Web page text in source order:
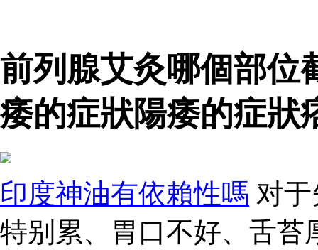
前列腺艾灸哪個部位
痿的症狀陽痿的症狀
印度神油有依賴性嗎 对
特别累、胃口不好、舌苔